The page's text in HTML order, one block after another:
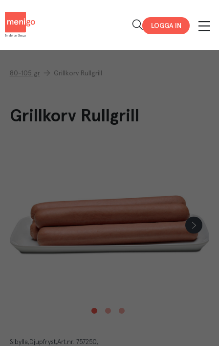
LOGGA IN
80-105 gr Grillkorv Rullgrill
Grillkorv Rullgrill
Sibylla Djupfryst Art.nr. 757250